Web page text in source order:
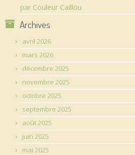
par Couleur Caillou
Archives
avril 2026
mars 2026
décembre 2025
novembre 2025
octobre 2025
septembre 2025
août 2025
juin 2025
mai 2025